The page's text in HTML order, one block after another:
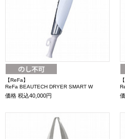
【ReFa】
ReFa BEAUTECH DRYER SMART W
価格 税込40,000円